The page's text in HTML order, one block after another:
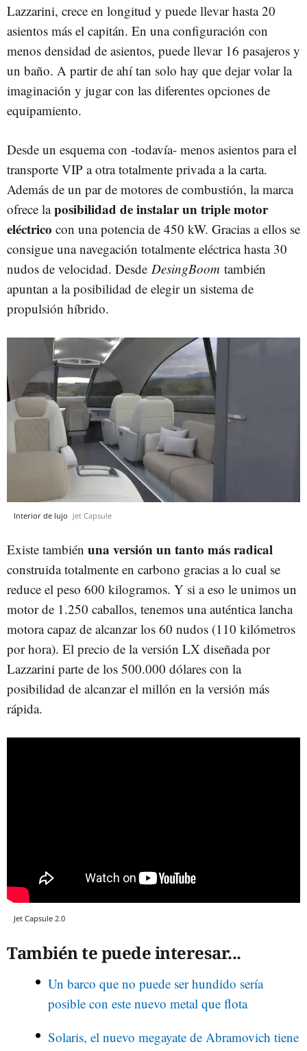
Lazzarini, crece en longitud y puede llevar hasta 20
asientos más el capitán. En una configuración con
menos densidad de asientos, puede llevar 16 pasajeros y
un baño. A partir de ahí tan solo hay que dejar volar la
imaginación y jugar con las diferentes opciones de
equipamiento.
Desde un esquema con -todavía- menos asientos para el
transporte VIP a otra totalmente privada a la carta.
Además de un par de motores de combustión, la marca
ofrece laposibilidad de instalar un triple motor
eléctrico con una potencia de 450 kW. Gracias a ellos se
consigue una navegación totalmente eléctrica hasta 30
nudos de velocidad. Desde DesingBoom también
apuntan a la posibilidad de elegir un sistema de
propulsión híbrido.
Interior de lujo Jet Capsule
Existe también una versión un tanto más radical
construida totalmente en carbono gracias a lo cual se
reduce el peso 600 kilogramos. Y si a eso le unimos un
motor de 1.250 caballos, tenemos una auténtica lancha
motora capaz de alcanzar los 60 nudos (110 kilómetros
por hora). El precio de la versión LX diseñada por
Lazzarini parte de los 500.000 dólares con la
posibilidad de alcanzar el millón en la versión más
rápida.
Jet Capsule 2.0
También te puede interesar...
Un barco que no puede ser hundido sería
posible con este nuevo metal que flota
Solaris, el nuevo megayate de Abramovich tiene